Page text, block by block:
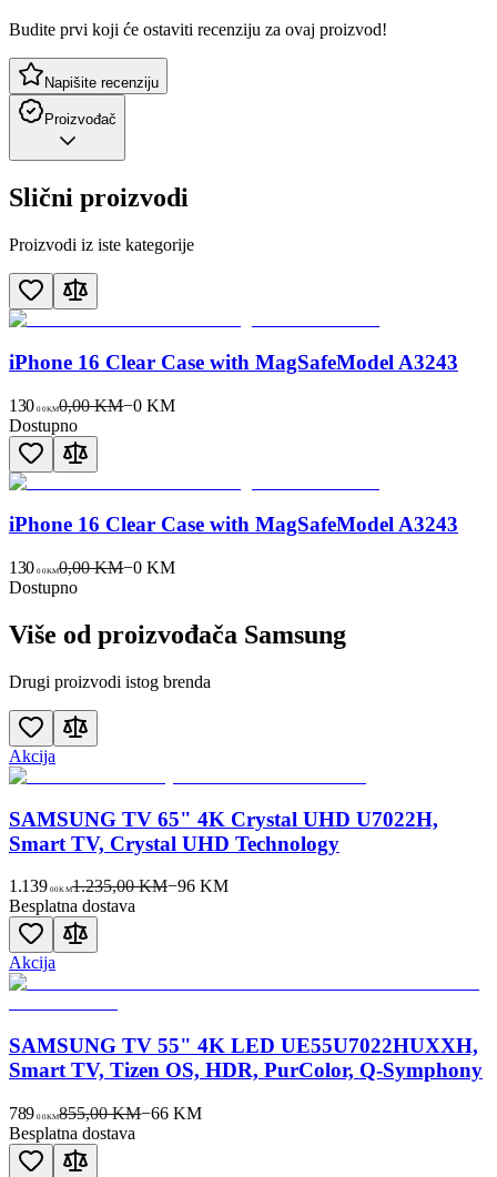
Budite prvi koji će ostaviti recenziju za ovaj proizvod!
Napišite recenziju
Proizvođač
Slični proizvodi
Proizvodi iz iste kategorije
iPhone 16 Clear Case with MagSafeModel A3243
130 00KM0,00 KM−0 KM
Dostupno
iPhone 16 Clear Case with MagSafeModel A3243
130 00KM0,00 KM−0 KM
Dostupno
Više od proizvođača Samsung
Drugi proizvodi istog brenda
Akcija
SAMSUNG TV 65" 4K Crystal UHD U7022H,
Smart TV, Crystal UHD Technology
1.139 00KM1.235,00 KM−96KM
Besplatna dostava
Akcija
SAMSUNG TV 55" 4K LED UE55U7022HUXXH,
Smart TV, Tizen OS, HDR, PurColor, Q-Symphony
789 00KM855,00 KM−66 KM
Besplatna dostava